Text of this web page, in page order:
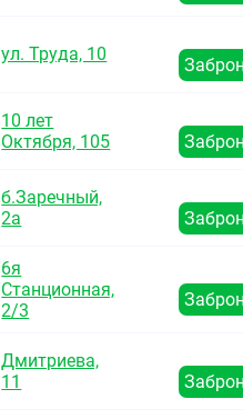
ул. Труда, 10
10 лет
Октября, 105
б.Заречный,
2а
6я
Станционная,
2/3
Дмитриева,
11